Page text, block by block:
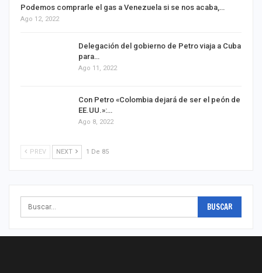
Podemos comprarle el gas a Venezuela si se nos acaba,…
Ago 12, 2022
Delegación del gobierno de Petro viaja a Cuba
para…
Ago 11, 2022
Con Petro «Colombia dejará de ser el peón de
EE.UU.»:…
Ago 8, 2022
PREV NEXT 1 De 85